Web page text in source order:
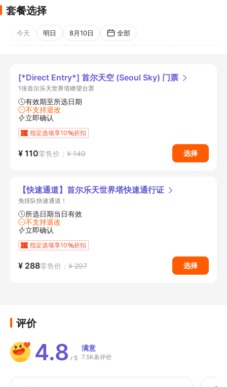
套餐选择
今天 明日 8月10日 全部
[*Direct Entry*] 首尔天空 (Seoul Sky) 门票
1张首尔乐天世界塔瞭望台票
有效期至所选日期
不支持退改
立即确认
指定选项享10 折扣
零售价： ¥ 149
¥ 110 选择
【快速通道】首尔乐天世界塔快速通行证
免排队快速通道！
所选日期当日有效
不支持退改
立即确认
指定选项享10 折扣
零售价： ¥ 297
¥ 288 选择
评价
4.8 / 5
满意
7.5K条评价